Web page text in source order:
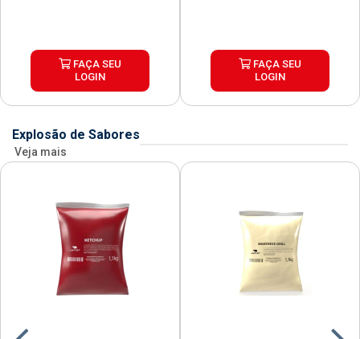
FAÇA SEU
LOGIN
FAÇA SEU
LOGIN
Explosão de Sabores
Veja mais